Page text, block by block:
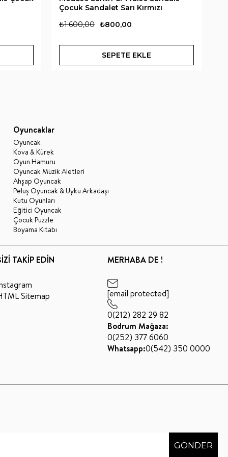
Çocuk Sandalet Sarı Kırmızı
₺800,00
₺1.600,00
SEPETE EKLE
Oyuncaklar
Oyuncak
Kova & Kürek
Oyun Hamuru
Oyuncak Müzik Aletleri
Ahşap Oyuncak
Peluş Oyuncak & Uyku Arkadaşı
Kutu Oyunları
Eğitici Oyuncak
Çocuk Puzzle
Boyama Kitabı
TAKİP EDİN
Sitemap
MERHABA DE !
[email protected]
0(212) 282 29 82
Bodrum Mağaza:
0(252) 377 6060
Whatsapp:0(542) 350 0000
GÖNDER